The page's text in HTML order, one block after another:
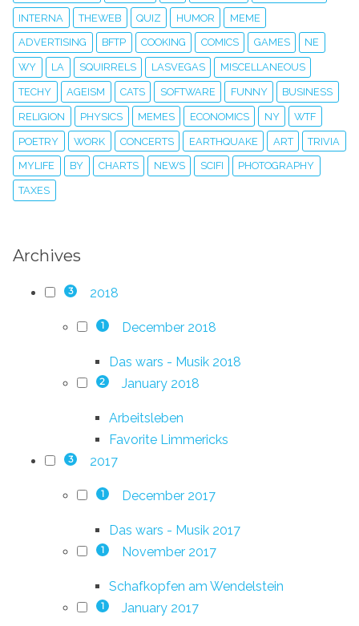
INTERNA THEWEB QUIZ HUMOR MEME
ADVERTISING BFTP COOKING COMICS GAMES NE
WY LA SQUIRRELS LASVEGAS MISCELLANEOUS
TECHY AGEISM CATS SOFTWARE FUNNY BUSINESS
RELIGION PHYSICS MEMES ECONOMICS NY WTF
POETRY WORK CONCERTS EARTHQUAKE ART TRIVIA
MYLIFE BY CHARTS NEWS SCIFI PHOTOGRAPHY
TAXES
Archives
3 2018
1 December 2018
Das wars - Musik 2018
2 January 2018
Arbeitsleben
Favorite Limmericks
3 2017
1 December 2017
Das wars - Musik 2017
1 November 2017
Schafkopfen am Wendelstein
1 January 2017